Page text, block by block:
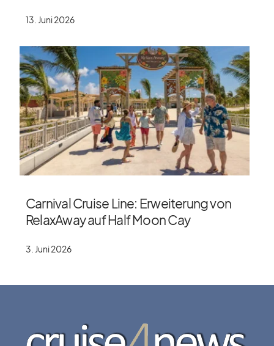
13. Juni 2026
Carnival Cruise Line: Erweiterung von
RelaxAway auf Half Moon Cay
3. Juni 2026